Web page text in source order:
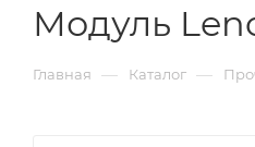
Модуль
Главная — Каталог —